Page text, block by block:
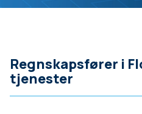
Regnskapsfører i
tjenester